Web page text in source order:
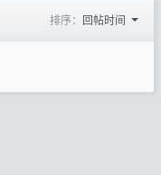
排序： 回帖时间